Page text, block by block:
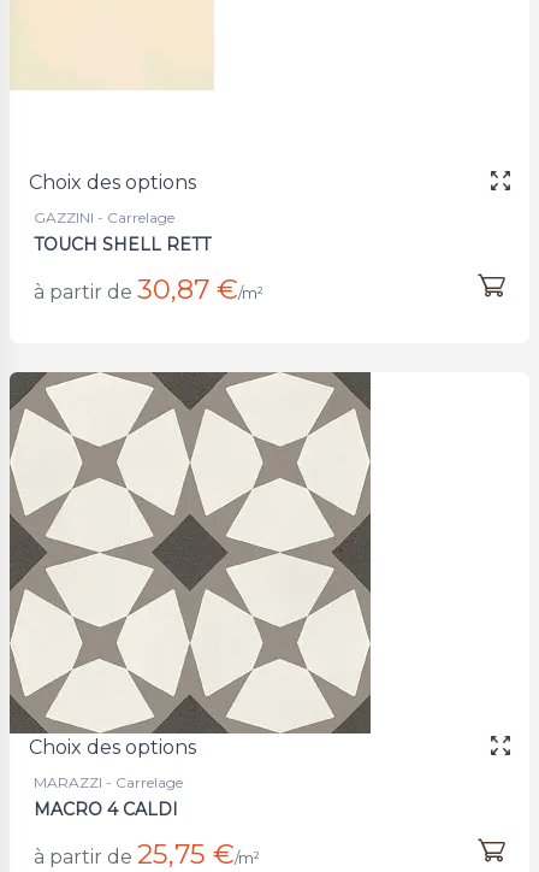
Choix des options
GAZZINI - Carrelage
TOUCH SHELL RETT
à partir de 30,87 €/m²
Choix des options
MARAZZI - Carrelage
MACRO 4 CALDI
à partir de 25,75 €/m²